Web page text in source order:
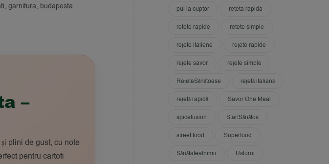
garnitura, budapesta
–
plini de gust, cu note
pentru cartofi
pui la cuptor reteta rapida
retete rapide retete simple
rețete italiene rețete rapide
rețete savor rețete simple
RețeteSănătoase rețetă italiană
rețetă rapidă Savor One Meal
spicefusion StartSănătos
street food Superfood
SănătateaInimii Usturoi